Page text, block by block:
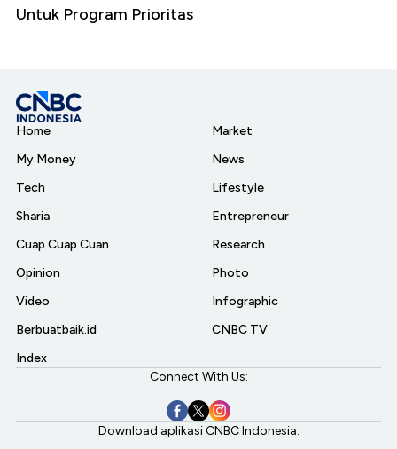
Untuk Program Prioritas
Home
My Money
Tech
Sharia
Cuap Cuap Cuan
Opinion
Video
Berbuatbaik.id
Index
Market
News
Lifestyle
Entrepreneur
Research
Photo
Infographic
CNBC TV
Connect With Us:
Download aplikasi CNBC Indonesia: